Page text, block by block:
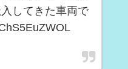
してきた車両で